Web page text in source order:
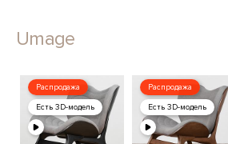
Umage
Распродажа
Есть 3D-модель
Распродажа
Есть 3D-модель